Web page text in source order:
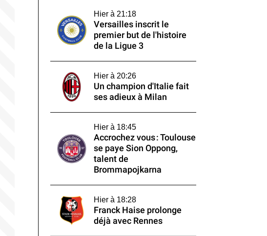
Hier à 21:18
Versailles inscrit le
premier but de l'histoire
de la Ligue 3
Hier à 20:26
Un champion d'Italie fait
ses adieux à Milan
Hier à 18:45
Accrochez vous : Toulouse
se paye Sion Oppong,
talent de
Brommapojkarna
Hier à 18:28
Franck Haise prolonge
déjà avec Rennes